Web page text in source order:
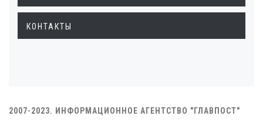
КОНТАКТЫ
2007-2023. ИНФОРМАЦИОННОЕ АГЕНТСТВО "ГЛАВПОСТ"